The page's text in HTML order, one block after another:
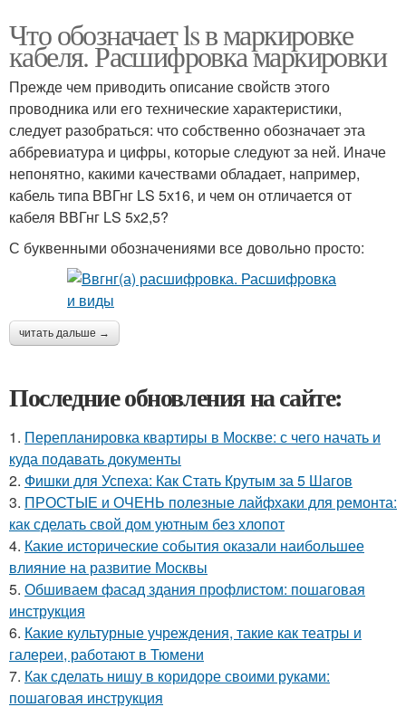
Что обозначает ls в маркировке
кабеля. Расшифровка маркировки
Прежде чем приводить описание свойств этого
проводника или его технические характеристики,
следует разобраться: что собственно обозначает эта
аббревиатура и цифры, которые следуют за ней. Иначе
непонятно, какими качествами обладает, например,
кабель типа ВВГнг LS 5х16, и чем он отличается от
кабеля ВВГнг LS 5х2,5?
С буквенными обозначениями все довольно просто:
читать дальше →
Последние обновления на сайте:
1. Перепланировка квартиры в Москве: с чего начать и
куда подавать документы
2. Фишки для Успеха: Как Стать Крутым за 5 Шагов
3. ПРОСТЫЕ и ОЧЕНЬ полезные лайфхаки для ремонта:
как сделать свой дом уютным без хлопот
4. Какие исторические события оказали наибольшее
влияние на развитие Москвы
5. Обшиваем фасад здания профлистом: пошаговая
инструкция
6. Какие культурные учреждения, такие как театры и
галереи, работают в Тюмени
7. Как сделать нишу в коридоре своими руками:
пошаговая инструкция